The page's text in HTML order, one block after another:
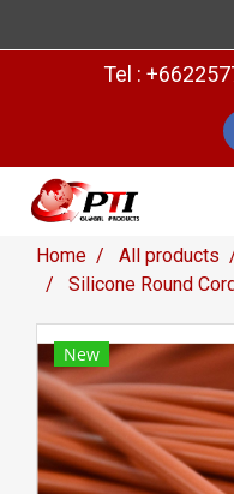
Tel :
Home All products
Silicone Round
New